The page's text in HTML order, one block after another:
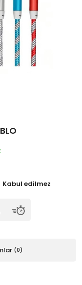
(0)